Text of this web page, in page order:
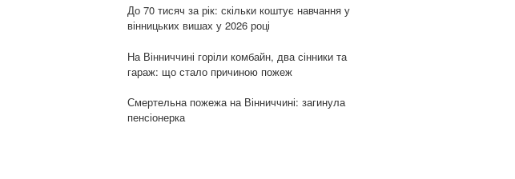
До 70 тисяч за рік: скільки коштує навчання у
вінницьких вишах у 2026 році
На Вінниччині горіли комбайн, два сінники та
гараж: що стало причиною пожеж
Смертельна пожежа на Вінниччині: загинула
пенсіонерка